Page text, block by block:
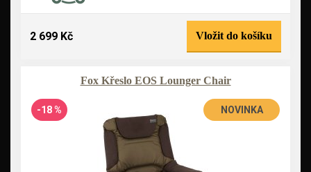
2 699 Kč Vložit do košíku
Fox Křeslo EOS Lounger Chair
-18 % NOVINKA